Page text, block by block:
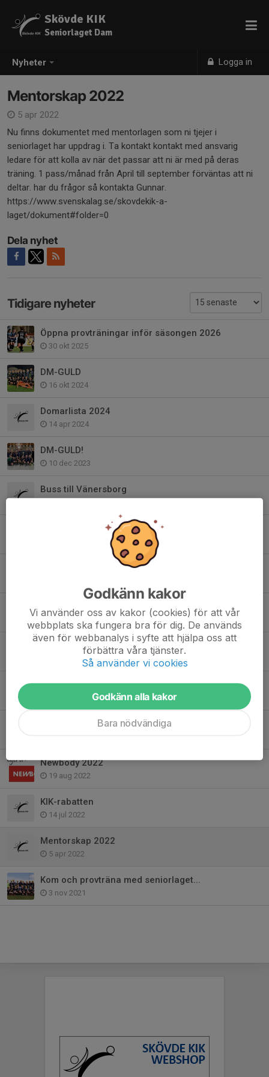
Nyheter Logga in
Skövde KIK
Seniorlaget Dam
Mentorskap 2022
5 apr 2022
Nu finns dokumentet med mentorlagen som ni tjejer i
seniorlaget har uppdrag i. Ta kontakt kontakt med ansvarig
ledare för att kolla av när det passar att ni är med på deras
träning. 1 pass/månad från April till september förväntas att ni
deltar. har du frågor så kontakta Gunnar.
https://www.svenskalag.se/skovdekik-a-
laget/dokument#folder=0
Dela nyhet
Tidigare nyheter
Öppna provträningar inför säsongen 2026
30 okt 2025
DM-GULD
16 okt 2024
Domarlista 2024
14 apr 2024
DM-GULD!
10 dec 2023
Buss till Vänersborg
Träningstider för oktober & november
15 aug 2023
Dömning, Skadevi cup 2023
27 jun 2023
Stark första säsong i div. 3
Betalning - Newbody
Newbody 2022
19 aug 2022
KIK-rabatten
14 jul 2022
Mentorskap 2022
5 apr 2022
Kom och provträna med seniorlaget...
3 nov 2021
Godkänn kakor
Vi använder oss av kakor (cookies) för att vår
webbplats ska fungera bra för dig. De används
även för webbanalys i syfte att hjälpa oss att
förbättra våra tjänster.
Så använder vi cookies
Godkänn alla kakor
Bara nödvändiga